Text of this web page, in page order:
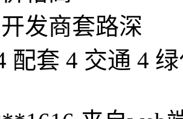
发商套路深
配套 4 交通 4